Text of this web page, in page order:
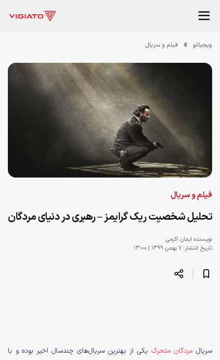
ویجیاتو فیلم و سریال
فیلم و سریال
تحلیل شخصیت ریک گرایمز – رهبری در دنیای مردگان
نویسنده ایمان اکرمی
تاریخ انتشار: ۷ بهمن ۱۳۹۹ | ۱۳:۰۰
سریال مردگان متحرک یکی از بهترین سریال‌های چندسال اخیر بوده و با